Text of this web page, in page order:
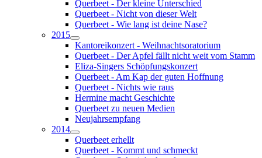
Querbeet - Der kleine Unterschied
Querbeet - Nicht von dieser Welt
Querbeet - Wie lang ist deine Nase?
2015
Kantoreikonzert - Weihnachtsoratorium
Querbeet - Der Apfel fällt nicht weit vom Stamm
Eliza-Singers Schöpfungskonzert
Querbeet - Am Kap der guten Hoffnung
Querbeet - Nichts wie raus
Hermine macht Geschichte
Querbeet zu neuen Medien
Neujahrsempfang
2014
Querbeet erhellt
Querbeet - Kommt und schmeckt